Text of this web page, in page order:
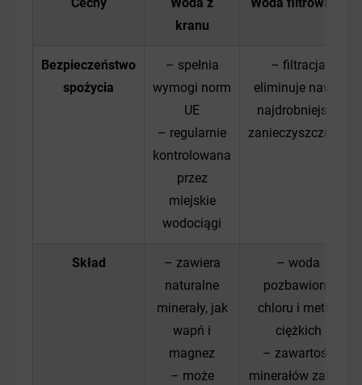
kranu
Bezpieczeństwo
spożycia
– spełnia
wymogi norm
UE
– regularnie
kontrolowana
przez
miejskie
wodociągi
– filtracja
eliminuje nawet
najdrobniejsze
zanieczyszczenia
Skład
– zawiera
naturalne
minerały, jak
wapń i
magnez
– może
– woda
pozbawiona
chloru i metali
ciężkich
– zawartość
minerałów zależy